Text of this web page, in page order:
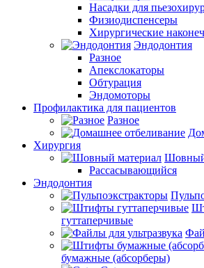
Насадки для
Физиодиспенсеры
Хирургические
Эндодонтия
Разное
Апекслокаторы
Обтурация
Эндомоторы
Профилактика для пациентов
Разное
Хирургия
Шовный
Рассасывающийся
Эндодонтия
гуттаперчивые
бумажные (абсорберы)